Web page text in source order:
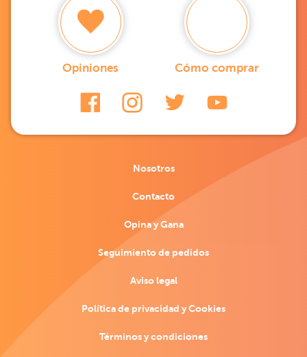
Opiniones Cómo comprar
Nosotros
Contacto
Opina y Gana
Seguimiento de pedidos
Aviso legal
Política de privacidad y Cookies
Términos y condiciones